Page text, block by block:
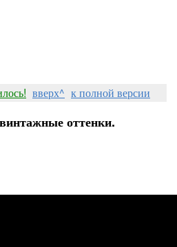
вверх^ к полной версии
оттенки.